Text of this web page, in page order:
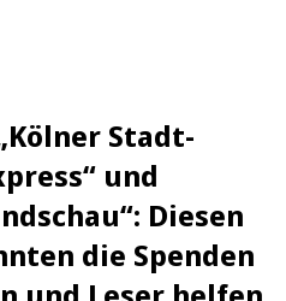
Stadt-
und
Diesen
die Spenden